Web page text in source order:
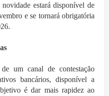
estará disponível de
e se tornará obrigatória
um canal de contestação
bancários, disponível a
é dar mais rapidez ao